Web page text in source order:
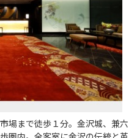
場まで徒歩１分。金沢城、兼六